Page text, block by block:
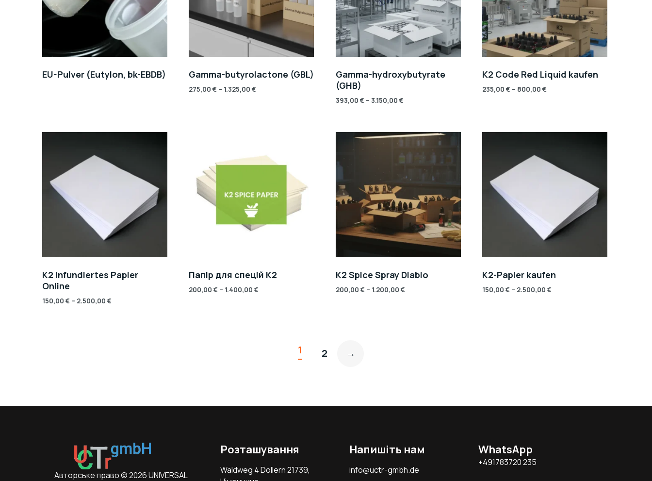
EU-Pulver (Eutylon, bk-EBDB) Gamma-butyrolactone (GBL)
275,00€ – 1.325,00€
Gamma-hydroxybutyrate
(GHB)
393,00 € – 3.150,00 €
K2 Code Red Liquid kaufen
235,00€ – 800,00€
K2 Infundiertes Papier
Online
150,00 € – 2.500,00 €
Папір для спецій K2
200,00€ – 1.400,00€
K2 Spice Spray Diablo
200,00 € – 1.200,00 €
K2-Papier kaufen
150,00€ – 2.500,00€
1 2 →
Авторське право © 2026 UNIVERSAL
Розташування
Waldweg 4 Dollern 21739,
Напишіть нам
info@uctr-gmbh.de
WhatsApp
+491783720 235